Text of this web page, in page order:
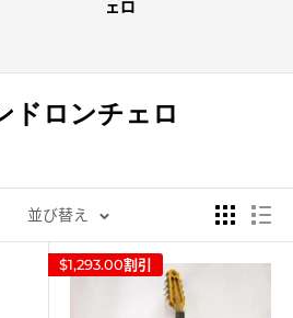
ェロ
ドロンチェロ
並び替え
$1,293.00割引